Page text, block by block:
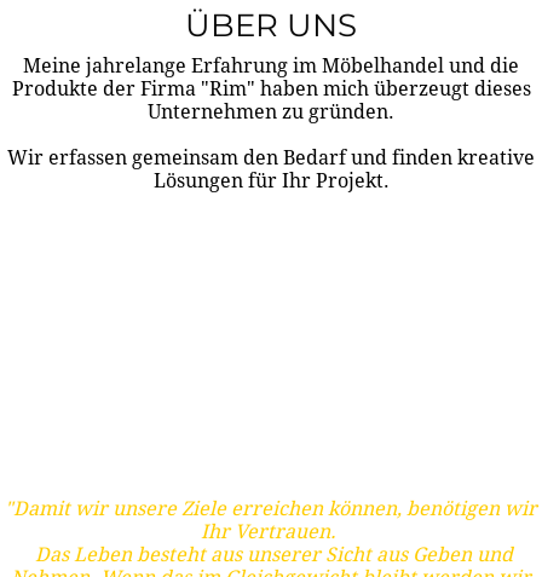
ÜBER UNS
Meine jahrelange Erfahrung im Möbelhandel und die
Produkte der Firma "Rim" haben mich überzeugt dieses
Unternehmen zu gründen.
Wir erfassen gemeinsam den Bedarf und finden kreative
Lösungen für Ihr Projekt.
"Damit wir unsere Ziele erreichen können, benötigen wir
Ihr Vertrauen.
Das Leben besteht aus unserer Sicht aus Geben und